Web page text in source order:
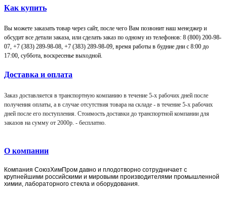
Как купить
Вы можете заказать товар через сайт, после чего Вам позвонит наш менеджер и
обсудит все детали заказа, или сделать заказ по одному из телефонов: 8 (800) 200-98-
07, +7 (383) 289-98-08, +7 (383) 289-98-09, время работы в будние дни с 8:00 до
17:00, суббота, воскресенье выходной.
Доставка и оплата
Заказ доставляется в транспортную компанию в течение 5-х рабочих дней после
получения оплаты, а в случае отсутствия товара на складе - в течение 5-х рабочих
дней после его поступления. Стоимость доставки до транспортной компании для
заказов на сумму от 2000р. - бесплатно
О компании
Компания СоюзХимПром давно и плодотворно сотрудничает с
крупнейшими российскими и мировыми производителями промышленной
химии, лабораторного стекла и оборудования.